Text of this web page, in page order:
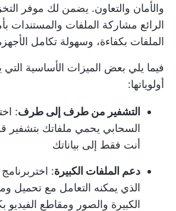
والأمان والتعاون. يضمن لك موفر
الرائع مشاركة الملفات والمستندات
الملفات بكفاءة، وسهولة تكامل
فيما يلي بعض الميزات الأساسية
أولوياتها:
التشفير من طرف إلى طرف:
السحابي يحمي ملفاتك
أنت فقط إلى بياناتك
دعم الملفات الكبيرة: اختر
الذي يمكنه التعامل مع تحميل
الكبيرة والصور ومقاطع الفيديو